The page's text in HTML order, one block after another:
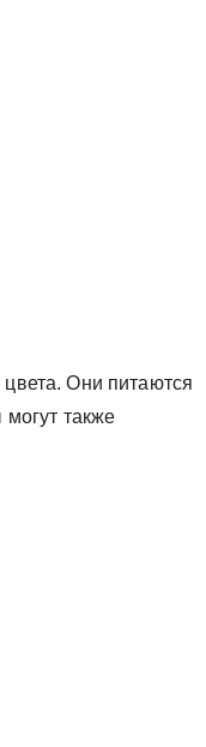
Они питаются
также